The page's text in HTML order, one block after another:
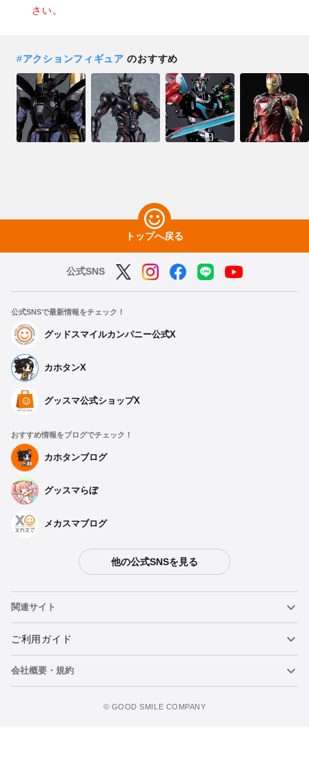
さい。
#アクションフィギュア のおすすめ
トップへ戻る
公式SNS
公式SNSで最新情報をチェック！
グッドスマイルカンパニー公式X
カホタンX
グッスマ公式ショップX
おすすめ情報をブログでチェック！
カホタンブログ
グッスマらぼ
メカスマブログ
他の公式SNSを見る
関連サイト
ねんどろいど
ねんどろいどフェイスメーカー
ご利用ガイド
重要なお知らせ
会社概要・規約
©️ GOOD SMILE COMPANY